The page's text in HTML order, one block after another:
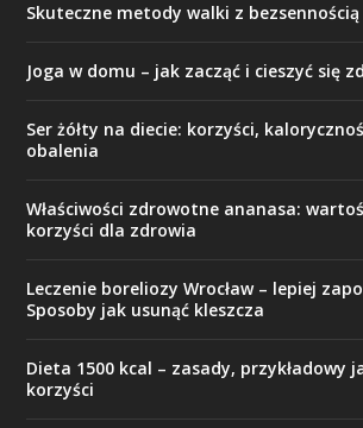
Skuteczne metody walki z bezsennością
Joga w domu – jak zacząć i cieszyć się
Ser żółty na diecie: korzyści,
obalenia
Właściwości zdrowotne ananasa:
korzyści dla zdrowia
Leczenie boreliozy Wrocław – lepiej
Sposoby jak usunąć kleszcza
Dieta 1500 kcal – zasady, przykładowy
korzyści